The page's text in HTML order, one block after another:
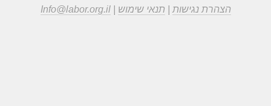
Info@labor.org.il| הצהרת נגישות תנאי שימוש